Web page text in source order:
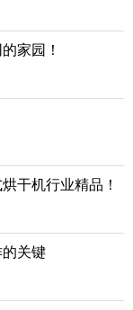
家园！
干机行业精品！
关键